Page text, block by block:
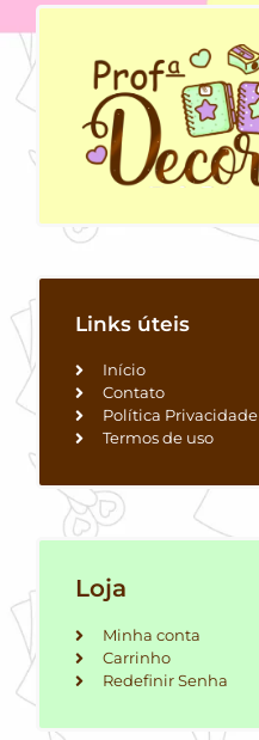
Links úteis
Início
Contato
Política Privacidade
Termos de uso
Loja
Minha conta
Carrinho
Redefinir Senha